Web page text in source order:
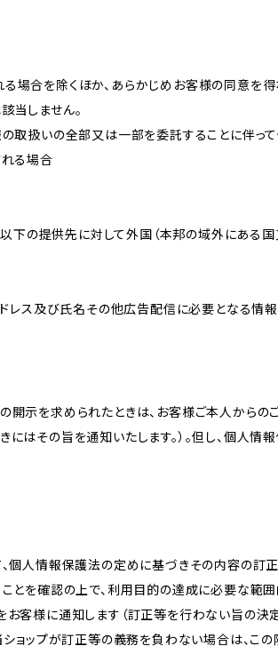
場合を除くほか、あらかじめお客様の同意を
当しません。
取扱いの全部又は一部を委託することに伴っ
れる場合
の提供先に対して外国（本邦の域外にある
レス及び氏名その他広告配信に必要となる情報
示を求められたときは、お客様ご本人からの
はその旨を通知いたします。）。但し、個人情
個人情報保護法の定めに基づきその内容の訂正
とを確認の上で、利用目的の達成に必要な範
客様に通知します（訂正等を行わない旨の決
ョップが訂正等の義務を負わない場合は、この